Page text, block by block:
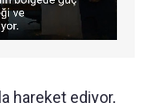
hareket ediyor,